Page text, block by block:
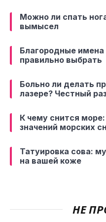
Можно ли спать
вымысел
Благородные имена
правильно выбрать
Больно ли делать
лазере? Честный
К чему снится
значений морских
Татуировка сова:
на вашей коже
НЕ